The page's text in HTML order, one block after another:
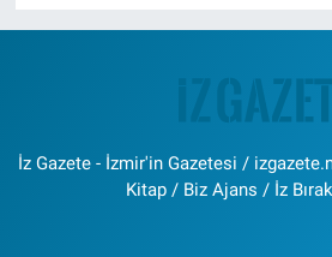
İz Gazete - İzmir'in Gazetesi /
Kitap / Biz Ajans / İz